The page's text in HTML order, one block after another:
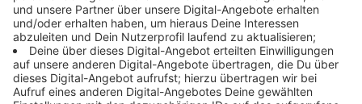
Läden, in denen es Medikamente gibt, aber keine
Apotheker und auch keine Labore – der Bund plant die
Einführung von „Behelfs-Apotheken“. Das sorgt laut
Apothekensprecher gleich für mehrere Probleme. Die
Läden können genauso wie ausländische